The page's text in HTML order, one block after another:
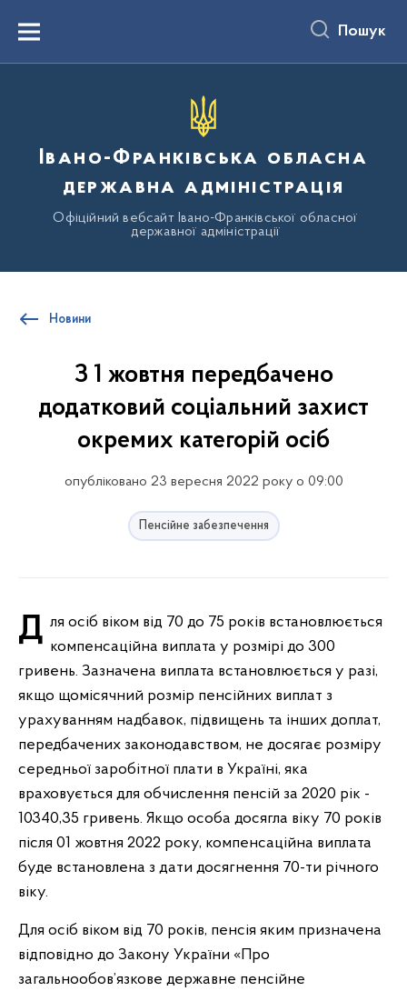
вмістуMenu Пошук
Івано-Франківська обласна
державна адміністрація
Офіційний вебсайт Івано-Франківської обласної
державної адміністрації
Новини
З 1 жовтня передбачено
додатковий соціальний захист
окремих категорій осіб
опубліковано 23 вересня 2022 року о 09:00
Пенсійне забезпечення
Для осіб віком від 70 до 75 років встановлюється компенсаційна виплата у розмірі до 300
гривень. Зазначена виплата встановлюється у разі,
якщо щомісячний розмір пенсійних виплат з
урахуванням надбавок, підвищень та інших доплат,
передбачених законодавством, не досягає розміру
середньої заробітної плати в Україні, яка
враховується для обчислення пенсій за 2020 рік -
10340,35 гривень. Якщо особа досягла віку 70 років
після 01 жовтня 2022 року, компенсаційна виплата
буде встановлена з дати досягнення 70-ти річного
віку.
Для осіб віком від 70 років, пенсія яким призначена
відповідно до Закону України «Про
загальнообов’язкове державне пенсійне